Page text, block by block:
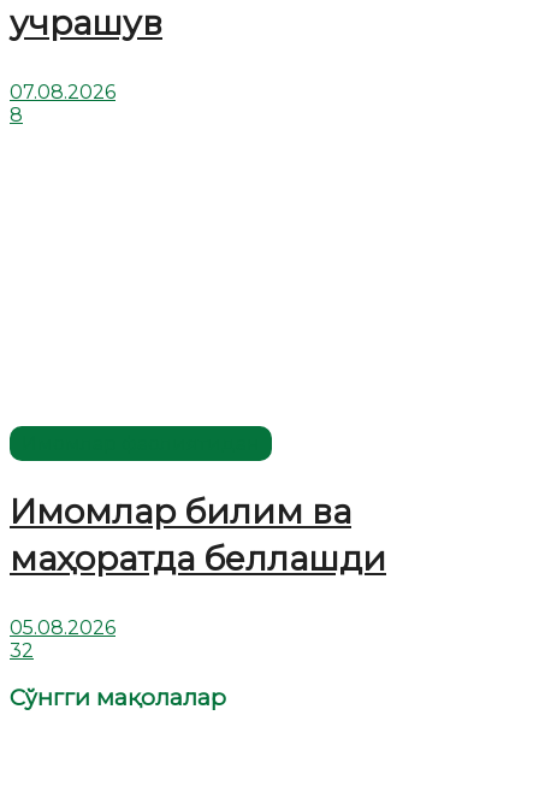
учрашув
07.08.2026
8
Имомлар билим ва
маҳоратда беллашди
05.08.2026
32
Сўнгги мақолалар